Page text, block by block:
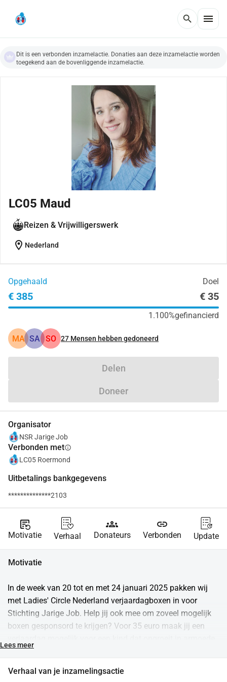
search menu
Dit is een verbonden inzamelactie. Donaties aan deze inzamelactie worden
toegekend aan de bovenliggende inzamelactie.
LC05 Maud
Reizen & Vrijwilligerswerk
location_on Nederland
Opgehaald Doel
€ 385 € 35
1.100%gefinancierd
MA SA SO 27 Mensen hebben gedoneerd
Delen
Doneer
Organisator
NSR Jarige Job
Verbonden metinfo
LC05 Roermond
Uitbetalings bankgegevens
**************2103
source_notes
Motivatie Verhaal
groups
Donateurs
link
Verbonden Update
Motivatie
In de week van 20 tot en met 24 januari 2025 pakken wij
met Ladies' Circle Nederland verjaardagboxen in voor
Stichting Jarige Job. Help jij ook mee om zoveel mogelijk
boxen gesponsord te krijgen? Voor 35 euro maak jij een
In Nederland leven er ruim 315.000 kinderen onder de
opgroeit in armoede. Vaak is er in deze gezinnen geen geld
Lees meer
Verhaal van je inzamelingsactie